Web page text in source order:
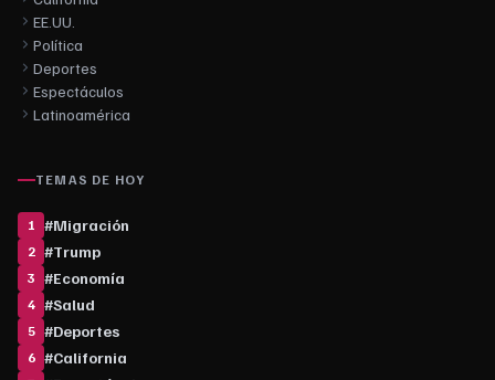
EE.UU.
Política
Deportes
Espectáculos
Latinoamérica
TEMAS DE HOY
1 #Migración
2 #Trump
3 #Economía
4 #Salud
5 #Deportes
6 #California